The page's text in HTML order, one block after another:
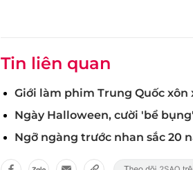
Tin liên quan
Giới làm phim Trung Quốc xôn
Ngày Halloween, cười 'bể
Ngỡ ngàng trước nhan sắc 20